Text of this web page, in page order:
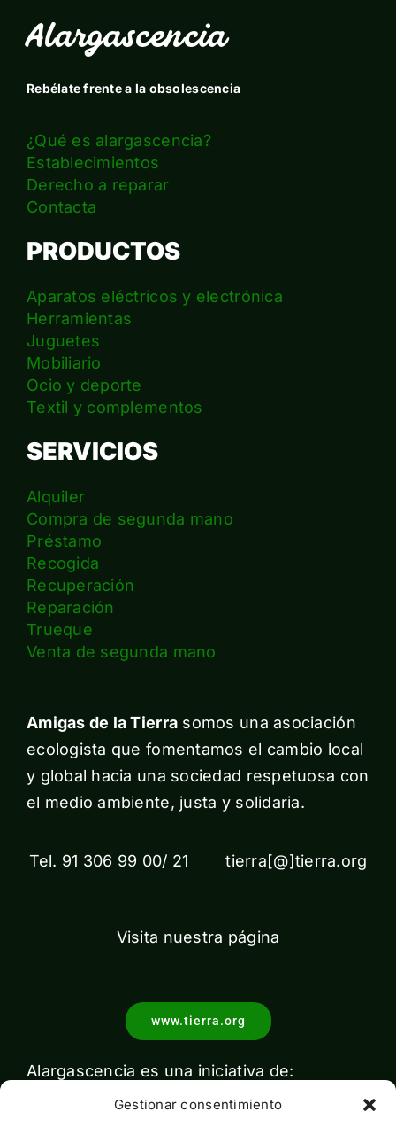
Gestionar consentimiento
Alargascencia
Rebélate frente a la obsolescencia
¿Qué es alargascencia?
Establecimientos
Derecho a reparar
Contacta
PRODUCTOS
Aparatos eléctricos y electrónica
Herramientas
Juguetes
Mobiliario
Ocio y deporte
Textil y complementos
SERVICIOS
Alquiler
Compra de segunda mano
Préstamo
Recogida
Recuperación
Reparación
Trueque
Venta de segunda mano
Amigas de la Tierra somos una asociación
ecologista que fomentamos el cambio local
y global hacia una sociedad respetuosa con
el medio ambiente, justa y solidaria.
Tel. 91 306 99 00/ 21 tierra[@]tierra.org
Visita nuestra página
www.tierra.org
Alargascencia es una iniciativa de: